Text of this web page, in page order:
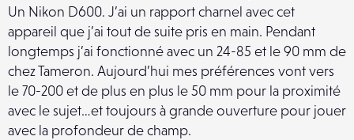
Un Nikon D600. J’ai un rapport charnel avec cet
appareil que j’ai tout de suite pris en main. Pendant
longtemps j’ai fonctionné avec un 24-85 et le 90 mm de
chez Tameron. Aujourd’hui mes préférences vont vers
le 70-200 et de plus en plus le 50 mm pour la proximité
avec le sujet…et toujours à grande ouverture pour jouer
avec la profondeur de champ.